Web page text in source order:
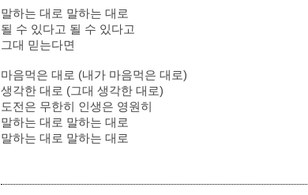
말하는 대로 말하는 대로
될 수 있다고 될 수 있다고
그대 믿는다면
마음먹은 대로 (내가 마음먹은 대로)
생각한 대로 (그대 생각한 대로)
도전은 무한히 인생은 영원히
말하는 대로 말하는 대로
말하는 대로 말하는 대로